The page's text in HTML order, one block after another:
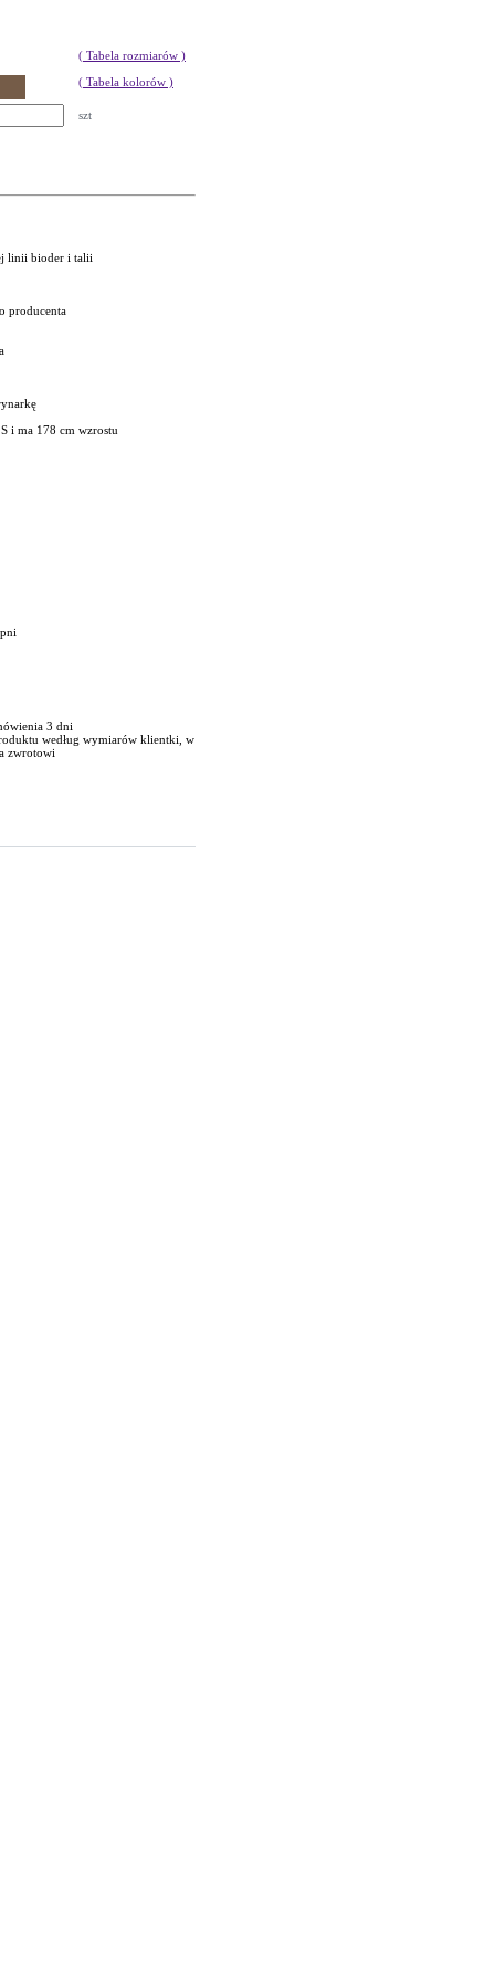
( Tabela rozmiarów )
( Tabela kolorów )
szt
linii bioder i talii
producenta
i ma 178 cm wzrostu
3 dni
według wymiarów klientki, w
zwrotowi